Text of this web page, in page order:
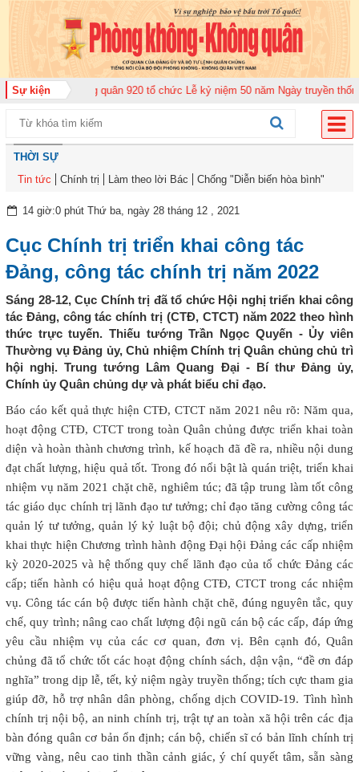
Sự kiện
đoàn Không quân 920 tổ chức Lễ kỷ niệm 50 năm Ngày truyền thống (12-
THỜI SỰ
Tin tức
Chính trị Làm theo lời Bác Chống "Diễn biến hòa bình"
14 giờ:0 phút Thứ ba, ngày 28 tháng 12 , 2021
Cục Chính trị triển khai công tác
Đảng, công tác chính trị năm 2022
Sáng 28-12, Cục Chính trị đã tổ chức Hội nghị triển khai công
tác Đảng, công tác chính trị (CTĐ, CTCT) năm 2022 theo hình
thức trực tuyến. Thiếu tướng Trần Ngọc Quyến - Ủy viên
Thường vụ Đảng ủy, Chủ nhiệm Chính trị Quân chủng chủ trì
hội nghị. Trung tướng Lâm Quang Đại - Bí thư Đảng ủy,
Chính ủy Quân chủng dự và phát biểu chỉ đạo.
Báo cáo kết quả thực hiện CTĐ, CTCT năm 2021 nêu rõ: Năm qua,
hoạt động CTĐ, CTCT trong toàn Quân chủng được triển khai toàn
diện và hoàn thành chương trình, kế hoạch đã đề ra, nhiều nội dung
đạt chất lượng, hiệu quả tốt. Trong đó nổi bật là quán triệt, triển khai
nhiệm vụ năm 2021 chặt chẽ, nghiêm túc; đã tập trung làm tốt công
tác giáo dục chính trị lãnh đạo tư tưởng; chỉ đạo tăng cường công tác
quản lý tư tưởng, quản lý kỷ luật bộ đội; chủ động xây dựng, triển
khai thực hiện Chương trình hành động Đại hội Đảng các cấp nhiệm
kỳ 2020-2025 và hệ thống quy chế lãnh đạo của tổ chức Đảng các
cấp; tiến hành có hiệu quả hoạt động CTĐ, CTCT trong các nhiệm
vụ. Công tác cán bộ được tiến hành chặt chẽ, đúng nguyên tắc, quy
chế, quy trình; nâng cao chất lượng đội ngũ cán bộ các cấp, đáp ứng
yêu cầu nhiệm vụ của các cơ quan, đơn vị. Bên cạnh đó, Quân
chủng đã tổ chức tốt các hoạt động chính sách, dận vận, “đề ơn đáp
nghĩa” trong dịp lễ, tết, kỷ niệm ngày truyền thống; tích cực tham gia
giúp đỡ, hỗ trợ nhân dân phòng, chống dịch COVID-19. Tình hình
chính trị nội bộ, an ninh chính trị, trật tự an toàn xã hội trên các địa
bàn đóng quân cơ bản ổn định; cán bộ, chiến sĩ có bản lĩnh chính trị
vững vàng, nêu cao tinh thần cảnh giác, ý chí quyết tâm, sẵn sàng